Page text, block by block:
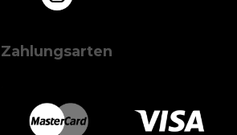
Zahlungsarten